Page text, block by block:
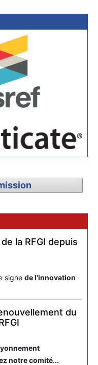
la RFGI depuis
signe de l'innovation
du
notre comité...